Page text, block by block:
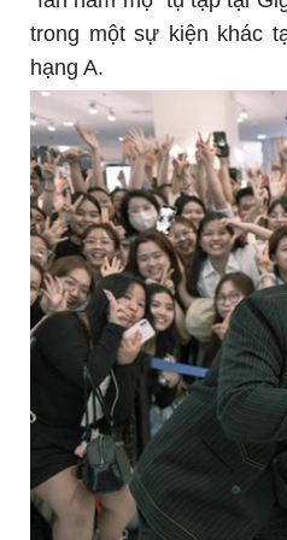
trong một sự kiện khác
hạng A.